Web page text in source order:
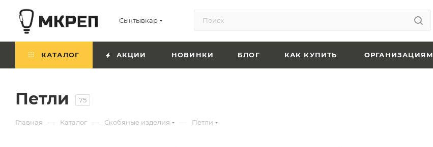
Сыктывкар
КАТАЛОГ АКЦИИ НОВИНКИ БЛОГ КАК КУПИТЬ ОРГАНИЗАЦИЯМ
Петли 75
Главная — Каталог — Скобяные изделия — Петли